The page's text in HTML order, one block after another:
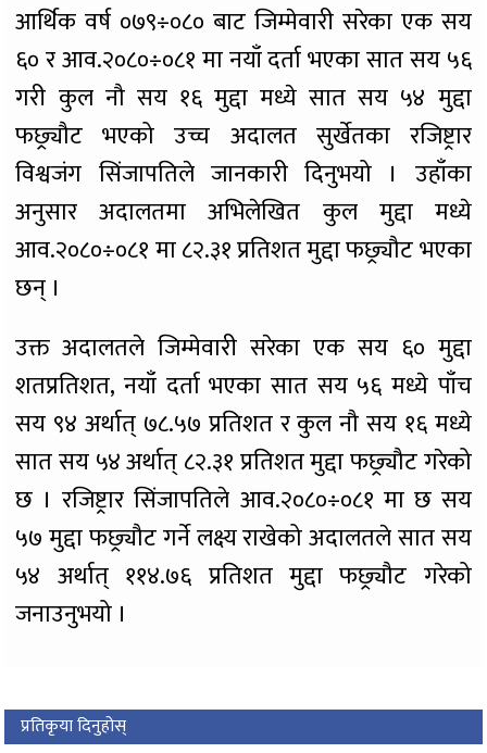
आर्थिक वर्ष ०७९÷०८० बाट जिम्मेवारी सरेका एक सय
६० र आव.२०८०÷०८१ मा नयाँ दर्ता भएका सात सय ५६
गरी कुल नौ सय १६ मुद्दा मध्ये सात सय ५४ मुद्दा
फछ्र्यौट भएको उच्च अदालत सुर्खेतका रजिष्ट्रार
विश्वजंग सिंजापतिले जानकारी दिनुभयो । उहाँका
अनुसार अदालतमा अभिलेखित कुल मुद्दा मध्ये
आव.२०८०÷०८१ मा ८२.३१ प्रतिशत मुद्दा फछ्र्यौट भएका
छन् ।
उक्त अदालतले जिम्मेवारी सरेका एक सय ६० मुद्दा
शतप्रतिशत, नयाँ दर्ता भएका सात सय ५६ मध्ये पाँच
सय ९४ अर्थात् ७८.५७ प्रतिशत र कुल नौ सय १६ मध्ये
सात सय ५४ अर्थात् ८२.३१ प्रतिशत मुद्दा फछ्र्यौट गरेको
छ । रजिष्ट्रार सिंजापतिले आव.२०८०÷०८१ मा छ सय
५७ मुद्दा फछ्र्यौट गर्ने लक्ष्य राखेको अदालतले सात सय
५४ अर्थात् ११४.७६ प्रतिशत मुद्दा फछ्र्यौट गरेको
जनाउनुभयो ।
प्रतिकृया दिनुहोस्